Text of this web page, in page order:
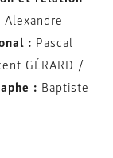
Alexandre
: Pascal
GÉRARD /
: Baptiste